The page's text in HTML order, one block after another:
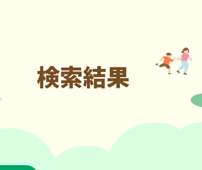
検索結果